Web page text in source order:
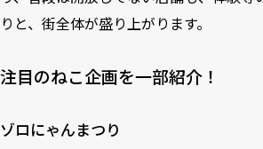
りと、街全体が盛り上がります。
注目のねこ企画を一部紹介！
ゾロにゃんまつり